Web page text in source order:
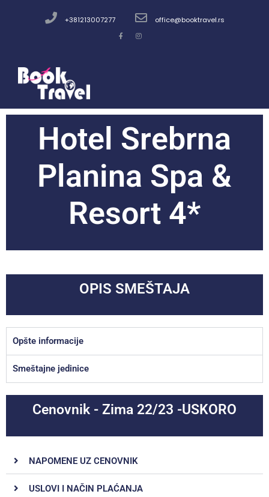
+381213007277 office@booktravel.rs
Hotel Srebrna
Planina Spa &
Resort 4*
OPIS SMEŠTAJA
Opšte informacije
Smeštajne jedinice
Cenovnik - Zima 22/23 -USKORO
NAPOMENE UZ CENOVNIK
USLOVI I NAČIN PLAĆANJA